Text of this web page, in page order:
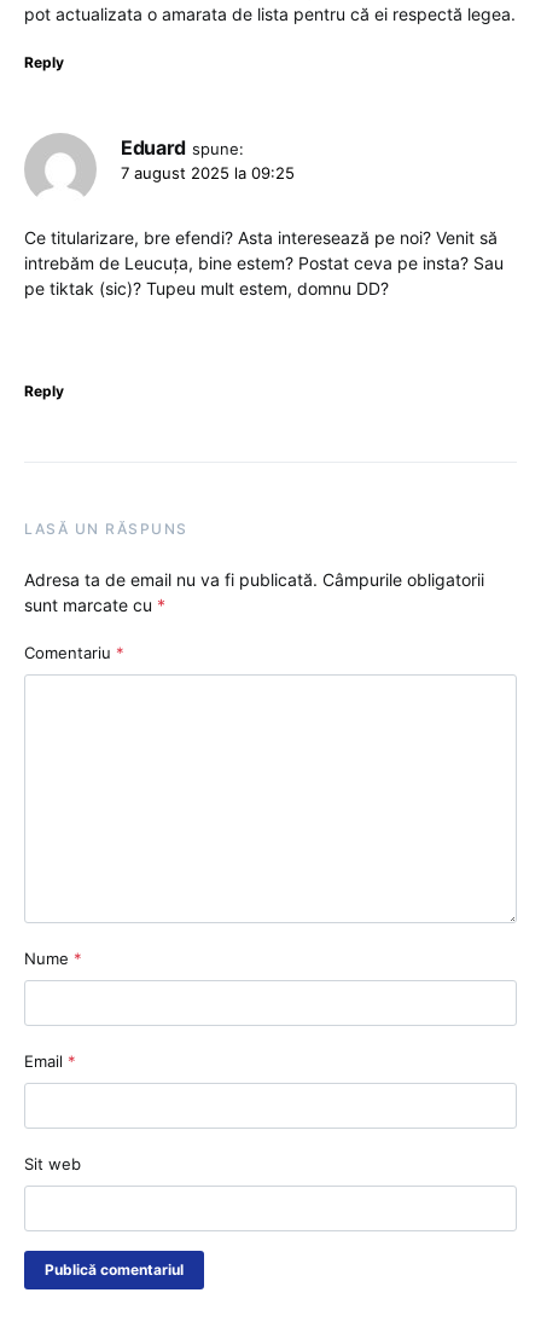
pot actualizata o amarata de lista pentru că ei respectă legea.
Reply
Eduard spune:
7 august 2025 la 09:25
Ce titularizare, bre efendi? Asta interesează pe noi? Venit să
intrebăm de Leucuța, bine estem? Postat ceva pe insta? Sau
pe tiktak (sic)? Tupeu mult estem, domnu DD?
Reply
LASĂ UN RĂSPUNS
Adresa ta de email nu va fi publicată. Câmpurile obligatorii
sunt marcate cu *
Comentariu *
Nume *
Email *
Sit web